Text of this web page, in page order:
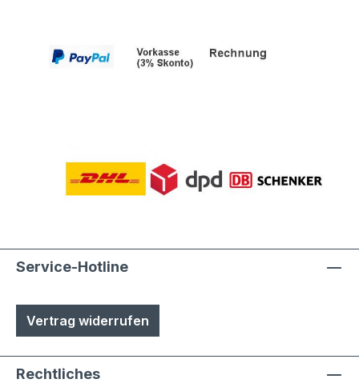
Service-Hotline
Vertrag widerrufen
Rechtliches